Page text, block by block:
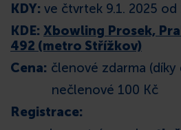
KDY: ve čtvrtek 9.1. 2025 od
KDE: Xbowling Prosek,
492 (metro Střížkov)
Cena: členové zdarma (díky
nečlenové 100 Kč
Registrace: